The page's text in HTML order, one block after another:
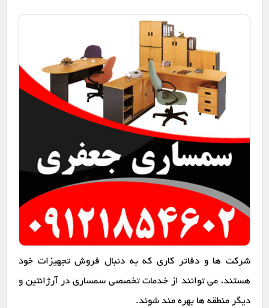
شرکت ها و دفاتر کاری که به دنبال فروش تجهیزات خود
هستند، می توانند از خدمات تخصصی سمساری در آرژانتین و
دیگر منطقه ها بهره مند شوند.